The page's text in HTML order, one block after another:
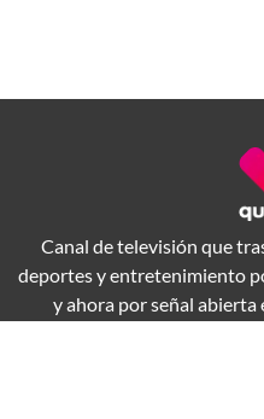
Canal de televisión que
deportes y entretenimiento
y ahora por señal abierta